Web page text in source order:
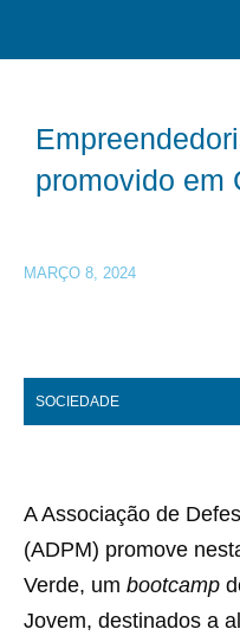
promovido em
MARÇO 8, 2024
SOCIEDADE
A Associação de
(ADPM) promove
Verde, um bootcamp
Jovem, destinados a